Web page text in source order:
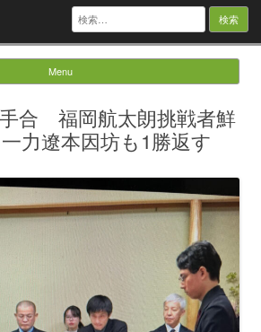
検
索:
Menu
合 福岡航太朗挑戦者鮮
力遼本因坊も1勝返す